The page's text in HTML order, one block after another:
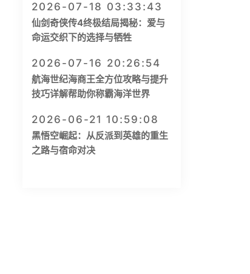
2026-07-18 03:33:43
仙剑奇侠传4终极结局揭秘：爱与
命运交织下的选择与牺牲
2026-07-16 20:26:54
航海世纪海商王全方位攻略与提升
技巧详解帮助你称霸海洋世界
2026-06-21 10:59:08
黑悟空崛起：从反派到英雄的重生
之路与宿命对决